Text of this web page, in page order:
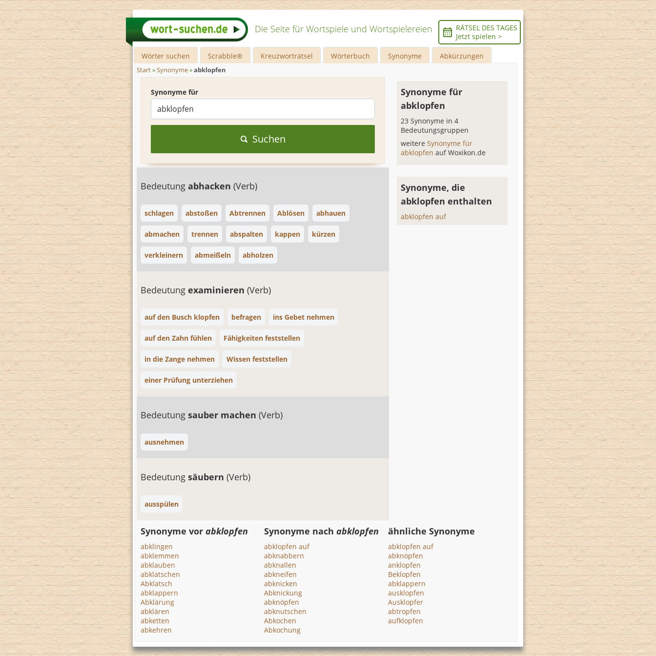
Die Seite für Wortspiele und Wortspielereien
RÄTSEL DES TAGES
Jetzt spielen >
Wörter suchen Scrabble® Kreuzworträtsel Wörterbuch Synonyme Abkürzungen
Start»Synonyme»abklopfen
Synonyme für
Suchen
Bedeutung abhacken (Verb)
schlagen abstoßen Abtrennen Ablösen abhauen
abmachen trennen abspalten kappen kürzen
verkleinern abmeißeln abholzen
Bedeutung examinieren (Verb)
auf den Busch klopfen befragen ins Gebet nehmen
auf den Zahn fühlen Fähigkeiten feststellen
in die Zange nehmen Wissen feststellen
einer Prüfung unterziehen
Bedeutung sauber machen (Verb)
ausnehmen
Bedeutung säubern (Verb)
ausspülen
Synonyme für
abklopfen
23 Synonyme in 4
Bedeutungsgruppen
weitereSynonyme für
abklopfenauf Woxikon.de
Synonyme, die
abklopfen enthalten
abklopfen auf
Synonyme vor abklopfen
abklingen
abklemmen
abklauben
abklatschen
Abklatsch
abklappern
Abklärung
abklären
abketten
abkehren
Synonyme nachabklopfen
abklopfen auf
abknabbern
abknallen
abkneifen
abknicken
Abknickung
abknöpfen
abknutschen
Abkochen
Abkochung
ähnliche Synonyme
abklopfen auf
abknöpfen
anklopfen
Beklopfen
abklappern
ausklopfen
Ausklopfer
abtropfen
aufklopfen